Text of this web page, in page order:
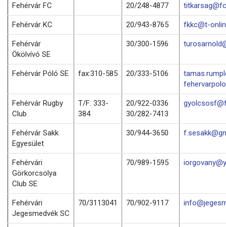
Fehérvár FC 20/248-4877
Fehérvár KC 20/943-8765 fkkc@t-
Fehérvár
Ökölvívó SE
30/300-1596
Fehérvár Póló SE fax:310-585 20/333-5106
Fehérvár Rugby
Club
T/F: 333-
384
20/922-0336
30/282-7413
Fehérvár Sakk
Egyesület
30/944-3650
Fehérvári
Görkorcsolya
Club SE
70/989-1595
Fehérvári
Jegesmedvék SC
70/3113041 70/902-9117